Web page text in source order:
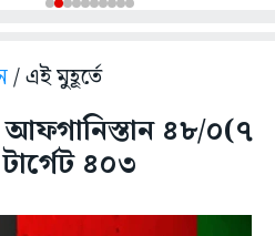
/ এই মুহূর্তে
৪৮/০(৭
৪০৩